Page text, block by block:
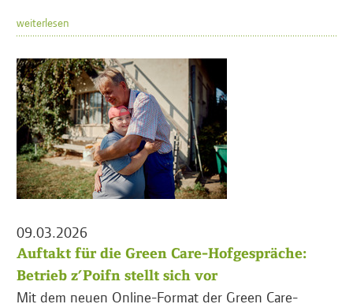
weiterlesen
09.03.2026
Auftakt für die Green Care-Hofgespräche:
Betrieb z’Poifn stellt sich vor
Mit dem neuen Online-Format der Green Care-